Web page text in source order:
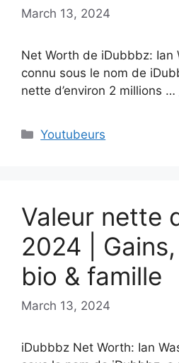
March 13, 2024
Net Worth de iDubbbz: Ian
connu sous le nom de
nette d’environ 2 millions …
Categories
Youtubeurs
Valeur nette
2024 |
bio & famille
March 13, 2024
iDubbbz Net Worth: Ian